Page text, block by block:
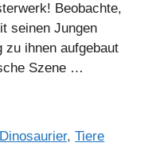
Beobachte,
seinen Jungen
zu ihnen aufgebaut
Szene …
Dinosaurier,Tiere